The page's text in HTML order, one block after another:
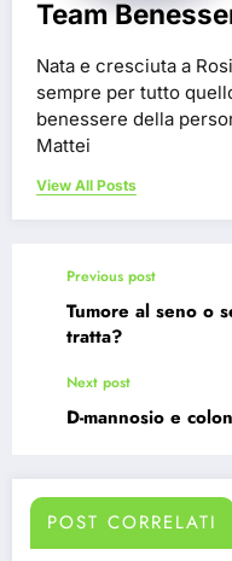
Team
Nata e cresciuta a
sempre per tutto
benessere della
Mattei
View All Posts
Previous post
Tumore al seno o
tratta?
Next post
D-mannosio e
POST CORRELATI